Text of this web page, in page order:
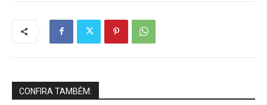
CONFIRA TAMBÉM: